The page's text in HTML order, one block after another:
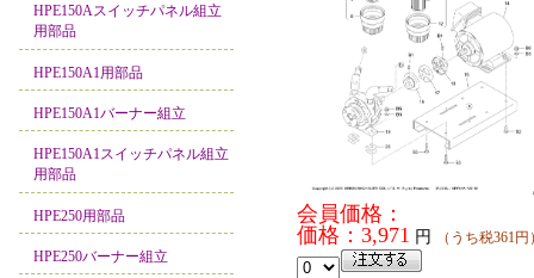
HPE150Aスイッチパネル組立
用部品
HPE150A1用部品
HPE150A1バーナー組立
HPE150A1スイッチパネル組立
用部品
HPE250用部品
HPE250バーナー組立
会員価格：
価格：3,971 円 （うち税361円